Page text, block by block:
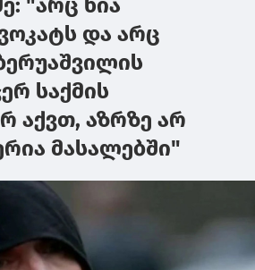
"არც ნია
და არც
საქმის
აქვთ, აზრზე არ
მასალებში"